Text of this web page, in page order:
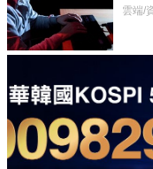
癱
雲端/